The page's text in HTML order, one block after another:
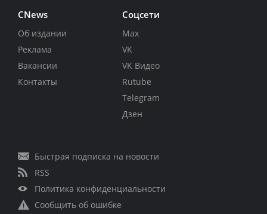
CNews
Об издании
Реклама
Вакансии
Контакты
Соцсети
Max
VK
VK Видео
Rutube
Telegram
Дзен
Быстрая подписка на новости
RSS
Политика конфиденциальности
Сообщить об ошибке